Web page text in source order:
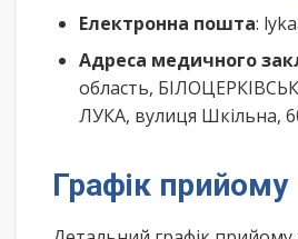
Електронна пошта:
Адреса медичного
область,
ЛУКА, вулиця Шкільна,
Графік прийому